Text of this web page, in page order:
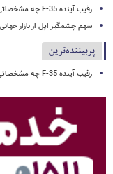
رقیب آینده F-35 چه مشخصاتی دارد؟
سهم چشمگیر اپل از بازار
پربیننده‌ترین
رقیب آینده F-35 چه مشخصاتی دارد؟